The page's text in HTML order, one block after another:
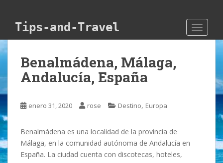
Tips-and-Travel
Benalmádena, Málaga,
Andalucía, España
enero 31, 2020 rose Destino, Europa
Benalmádena es una localidad de la provincia de
Málaga, en la comunidad autónoma de Andalucía en
España. La ciudad cuenta con discotecas, hoteles,